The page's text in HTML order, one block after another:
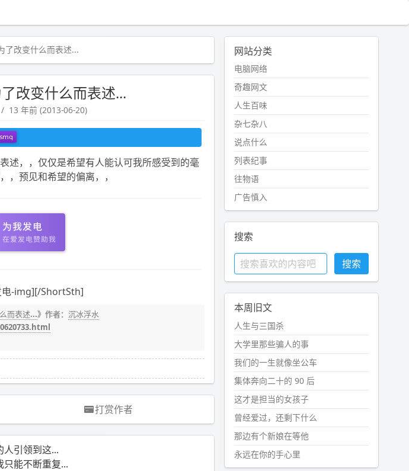
了改变什么而表述...
改变什么而表述...
13 年前 (2013-06-20)
述，，仅仅是希望有人能认可我所感受到的毫
，预见和希望的偏离，，
-img][/ShortSth]
而表述...》作者： 沉冰浮水
打赏作者
引领到这...
能不断重复...
网站分类
电脑网络
奇趣网文
人生百味
杂七杂八
说点什么
列表纪事
往物语
广告慎入
搜索
本周旧文
人生与三国杀
大学里那些骗人的事
我们的一生就像坐公车
集体奔向二十的 90 后
这才是担当的女孩子
曾经爱过，还剩下什么
那边有个新娘在等他
永远在你的手心里